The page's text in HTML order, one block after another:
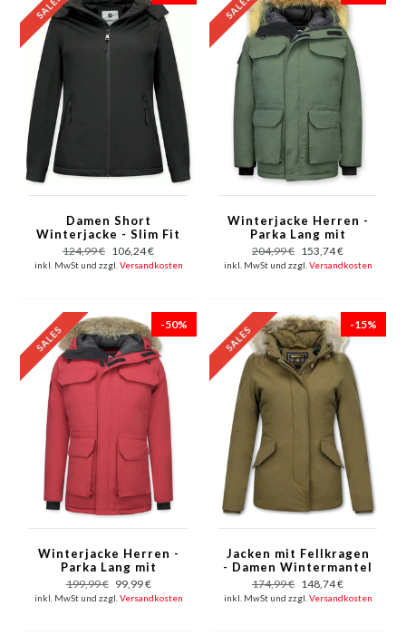
Damen Short
Winterjacke - Slim Fit
- schwarz
124,99 € 106,24 €
inkl. MwSt und zzgl. Versandkosten
Winterjacke Herren -
Parka Lang mit
Fellkragen -
Expedition Parka -
Grün
204,99 € 153,74 €
inkl. MwSt und zzgl. Versandkosten
-50%
Winterjacke Herren -
Parka Lang mit
Fellkragen -
Expedition Parka - Rot
199,99 € 99,99 €
inkl. MwSt und zzgl. Versandkosten
-15%
Jacken mit Fellkragen
- Damen Wintermantel
Wooly Kurz - Kleine
Pelzkragen - Grün
174,99 € 148,74 €
inkl. MwSt und zzgl. Versandkosten